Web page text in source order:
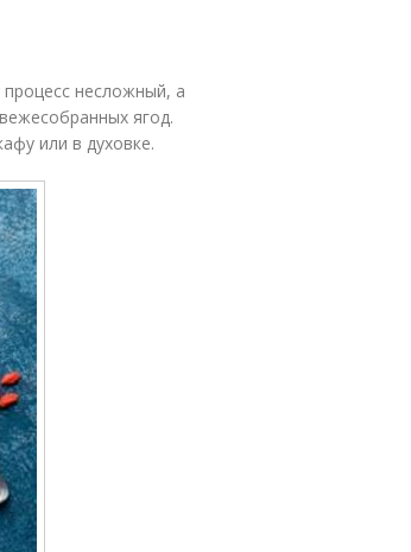
несложный, а
ягод.
или в духовке.